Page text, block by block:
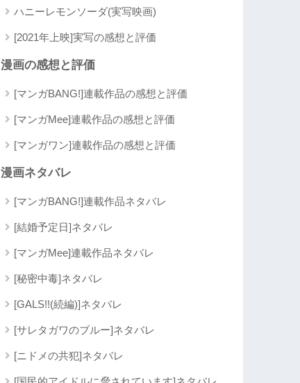
ハニーレモンソーダ(実写映画)
[2021年上映]実写の感想と評価
漫画の感想と評価
[マンガBANG!]連載作品の感想と評価
[マンガMee]連載作品の感想と評価
[マンガワン]連載作品の感想と評価
漫画ネタバレ
[マンガBANG!]連載作品ネタバレ
[結婚予定日]ネタバレ
[マンガMee]連載作品ネタバレ
[秘密中毒]ネタバレ
[GALS!!(続編)]ネタバレ
[サレタガワのブルー]ネタバレ
[ニドメの共犯]ネタバレ